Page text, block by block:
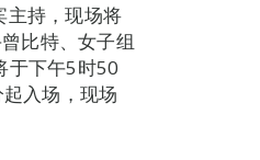
主持，现场将
比特、女子组
于下午5时50
入场，现场